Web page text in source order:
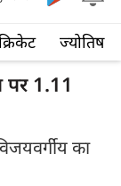
ज्योतिष
पर 1.11
का